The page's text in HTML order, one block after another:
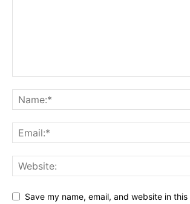
Save my name, email, and website in